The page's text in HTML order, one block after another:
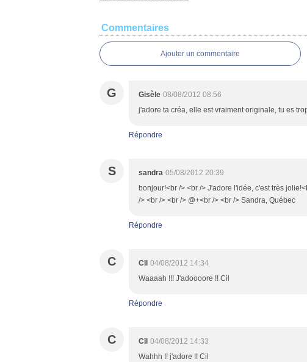
Commentaires
Ajouter un commentaire
G Gisèle 08/08/2012 08:56
j'adore ta créa, elle est vraiment originale, tu es
Répondre
S sandra 05/08/2012 20:39
bonjour!<br /> <br /> J'adore l'idée, c'est très
/> <br /> <br /> @+<br /> <br /> Sandra, Québec
Répondre
C Cil 04/08/2012 14:34
Waaaah !!! J'adoooore !! Cil
Répondre
C Cil 04/08/2012 14:33
Wahhh !! j'adore !! Cil